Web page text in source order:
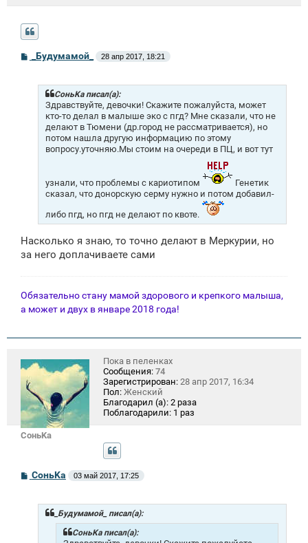
_Будумамой_ 28 апр 2017, 18:21
СоньKa писал(а):
Здравствуйте, девочки! Скажите пожалуйста, может
кто-то делал в малыше эко с пгд? Мне сказали, что не
делают в Тюмени (др.город не рассматривается), но
потом нашла другую информацию по этому
вопросу.уточняю.Мы стоим на очереди в ПЦ, и вот тут
узнали, что проблемы с кариотипом
Генетик
сказал, что донорскую серму нужно и потом добавил-
либо пгд, но пгд не делают по квоте.
Насколько я знаю, то точно делают в Меркурии, но
за него доплачиваете сами
Обязательно стану мамой здорового и крепкого малыша,
а может и двух в январе 2018 года!
СоньKa
Пока в пеленках
Сообщения: 74
Зарегистрирован: 28 апр 2017, 16:34
Пол: Женский
Благодарил (а): 2 раза
Поблагодарили: 1 раз
ССоньKa 03 май 2017, 17:25
_Будумамой_ писал(а):
СоньKa писал(а):